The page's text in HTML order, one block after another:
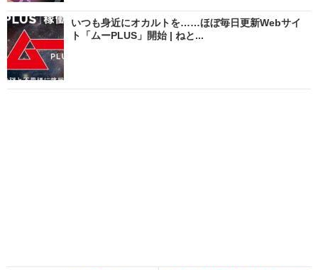
いつも身近にオカルトを……ほぼ毎日更新Webサイ
ト「ムーPLUS」開始 | ねと...